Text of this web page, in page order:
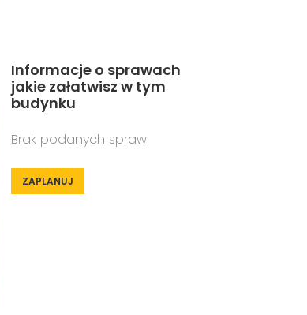
Informacje o sprawach
jakie załatwisz w tym
budynku
Brak podanych spraw
ZAPLANUJ